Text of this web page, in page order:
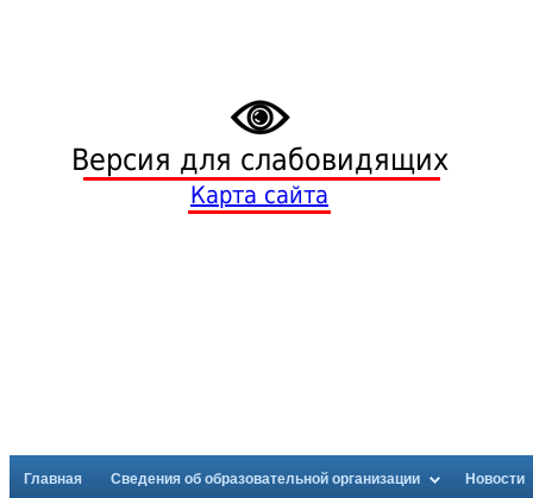
Версия для слабовидящих
Карта сайта
Главная Сведения об образовательной организации Новости